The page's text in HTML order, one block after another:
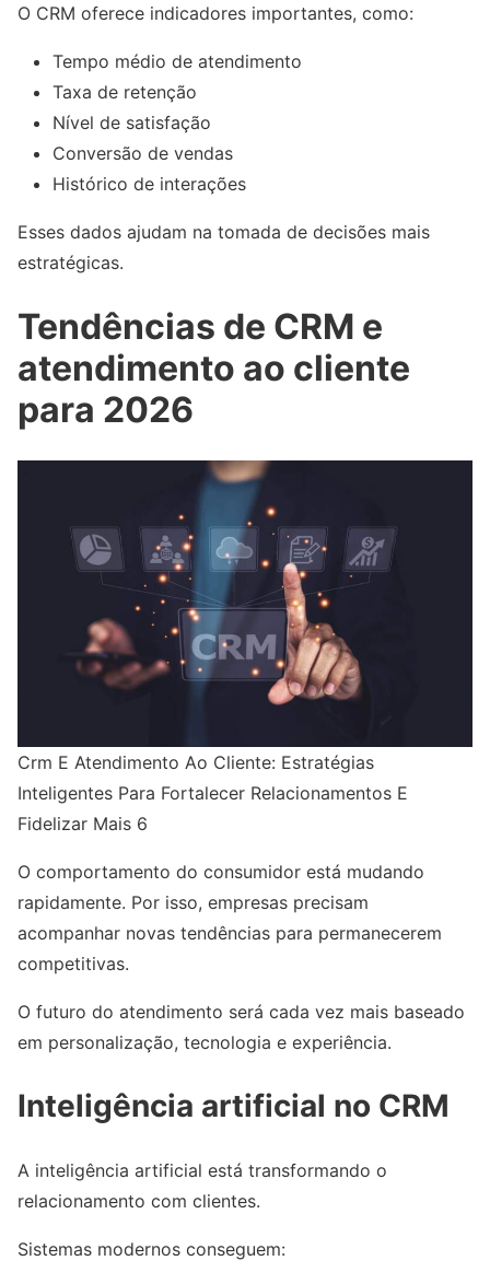
O CRM oferece indicadores importantes, como:
Tempo médio de atendimento
Taxa de retenção
Nível de satisfação
Conversão de vendas
Histórico de interações
Esses dados ajudam na tomada de decisões mais
estratégicas.
Tendências de CRM e
atendimento ao cliente
para 2026
Crm E Atendimento Ao Cliente: Estratégias
Inteligentes Para Fortalecer Relacionamentos E
Fidelizar Mais 6
O comportamento do consumidor está mudando
rapidamente. Por isso, empresas precisam
acompanhar novas tendências para permanecerem
competitivas.
O futuro do atendimento será cada vez mais baseado
em personalização, tecnologia e experiência.
Inteligência artificial no CRM
A inteligência artificial está transformando o
relacionamento com clientes.
Sistemas modernos conseguem: